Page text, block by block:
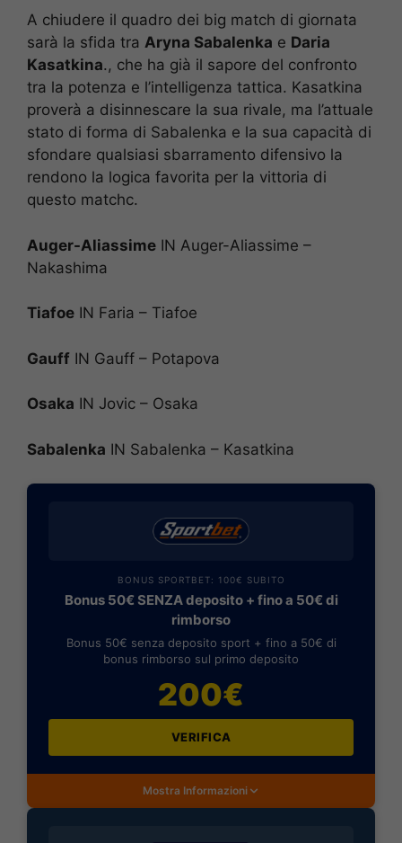
A chiudere il quadro dei big match di giornata
sarà la sfida tra Aryna Sabalenka e Daria
Kasatkina., che ha già il sapore del confronto
tra la potenza e l’intelligenza tattica. Kasatkina
proverà a disinnescare la sua rivale, ma l’attuale
stato di forma di Sabalenka e la sua capacità di
sfondare qualsiasi sbarramento difensivo la
rendono la logica favorita per la vittoria di
questo matchc.
Auger-Aliassime IN Auger-Aliassime –
Nakashima
Tiafoe IN Faria – Tiafoe
Gauff IN Gauff – Potapova
Osaka IN Jovic – Osaka
Sabalenka IN Sabalenka – Kasatkina
BONUS SPORTBET: 100€ SUBITO
Bonus 50€ SENZA deposito + fino a 50€ di
rimborso
Bonus 50€ senza deposito sport + fino a 50€ di
bonus rimborso sul primo deposito
200€
VERIFICA
Mostra Informazioni